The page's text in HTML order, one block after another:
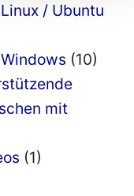
/ Ubuntu
(10)
mit
(1)